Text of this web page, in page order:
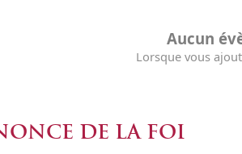
Aucun
Lorsque vous
DE LA FOI